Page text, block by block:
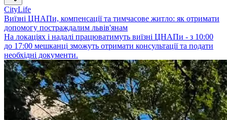
CityLife
Виїзні ЦНАПи, компенсації та тимчасове житло: як отримати
допомогу постраждалим львів'янам
На локаціях і надалі працюватимуть виїзні ЦНАПи - з 10:00
до 17:00 мешканці зможуть отримати консультації та подати
необхідні документи.